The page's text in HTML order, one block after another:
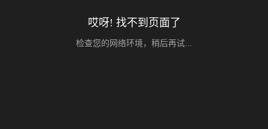
哎呀! 找不到页面了
检查您的网络环境，稍后再试...